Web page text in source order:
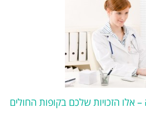
אלו הזכויות שלכם בקופות החולים